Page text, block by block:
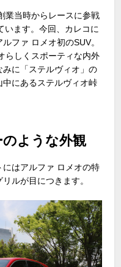
業当時からレースに参戦
います。今回、カレコに
ファ ロメオ初のSUV。
らしくスポーティな内外
に「ステルヴィオ」の
にあるステルヴィオ峠
ような外観
はアルファ ロメオの特
ルが目につきます。